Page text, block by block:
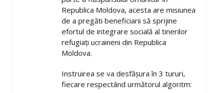
Republica Moldova, acesta are misiunea
de a pregăti beneficiarii să sprijine
efortul de integrare socială al tinerilor
refugiați ucraineni din Republica
Moldova.
Instruirea se va desfășura în 3 tururi,
fiecare respectând următorul algoritm: